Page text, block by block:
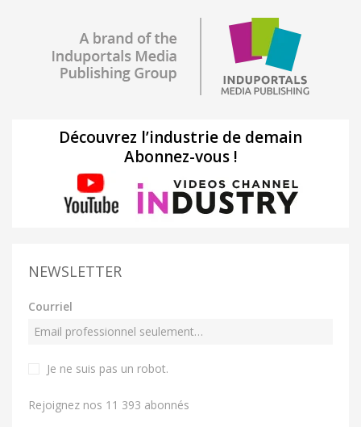
Découvrez l’industrie de demain
Abonnez-vous !
NEWSLETTER
Courriel
Je ne suis pas un robot.
Rejoignez nos 11 393 abonnés